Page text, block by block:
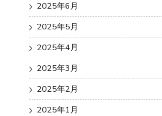
2025年6月
2025年5月
2025年4月
2025年3月
2025年2月
2025年1月